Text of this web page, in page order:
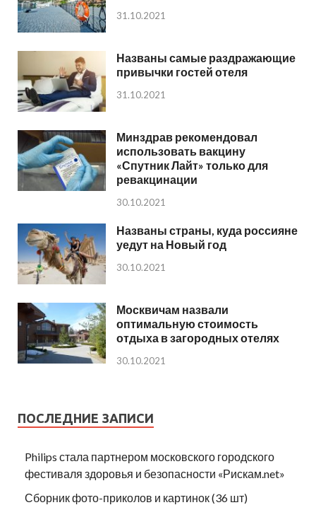
31.10.2021
Названы самые раздражающие
привычки гостей отеля
31.10.2021
Минздрав рекомендовал
использовать вакцину
«Спутник Лайт» только для
ревакцинации
30.10.2021
Названы страны, куда россияне
уедут на Новый год
30.10.2021
Москвичам назвали
оптимальную стоимость
отдыха в загородных отелях
30.10.2021
ПОСЛЕДНИЕ ЗАПИСИ
Philips стала партнером московского городского
фестиваля здоровья и безопасности «Рискам.net»
Сборник фото-приколов и картинок (36 шт)